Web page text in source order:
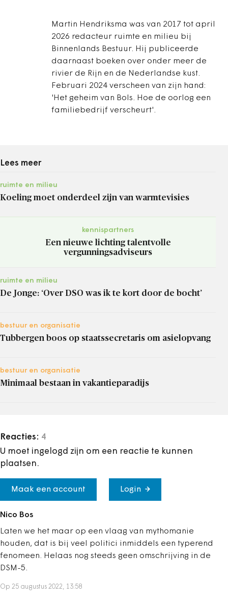
Martin Hendriksma was van 2017 tot april
2026 redacteur ruimte en milieu bij
Binnenlands Bestuur. Hij publiceerde
daarnaast boeken over onder meer de
rivier de Rijn en de Nederlandse kust.
Februari 2024 verscheen van zijn hand:
'Het geheim van Bols. Hoe de oorlog een
familiebedrijf verscheurt'.
Lees meer
ruimte en milieu
Koeling moet onderdeel zijn van warmtevisies
kennispartners
Een nieuwe lichting talentvolle
vergunningsadviseurs
ruimte en milieu
De Jonge: ‘Over DSO was ik te kort door de bocht’
bestuur en organisatie
Tubbergen boos op staatssecretaris om asielopvang
bestuur en organisatie
Minimaal bestaan in vakantieparadijs
Reacties: 4
U moet ingelogd zijn om een reactie te kunnen
plaatsen.
Maak een account Login
Nico Bos
Laten we het maar op een vlaag van mythomanie
houden, dat is bij veel politici inmiddels een typerend
fenomeen. Helaas nog steeds geen omschrijving in de
DSM-5.
Op 25 augustus 2022, 13:58